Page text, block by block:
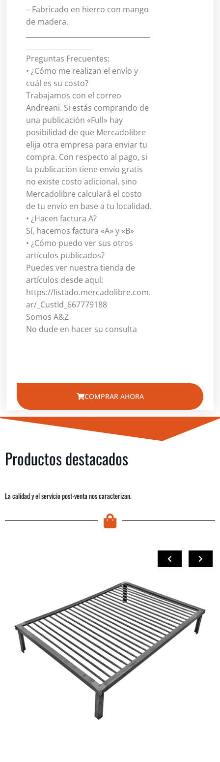
– Fabricado en hierro con mango
de madera.
Preguntas Frecuentes:
• ¿Cómo me realizan el envío y
cuál es su costo?
Trabajamos con el correo
Andreani. Si estás comprando de
una publicación «Full» hay
posibilidad de que Mercadolibre
elija otra empresa para enviar tu
compra. Con respecto al pago, si
la publicación tiene envío gratis
no existe costo adicional, sino
Mercadolibre calculará el costo
de tu envío en base a tu localidad.
• ¿Hacen factura A?
Sí, hacemos factura «A» y «B»
• ¿Cómo puedo ver sus otros
artículos publicados?
Puedes ver nuestra tienda de
artículos desde aquí:
https://listado.mercadolibre.com.
ar/_CustId_667779188
Somos A&Z
No dude en hacer su consulta
COMPRAR AHORA
Productos destacados
La calidad y el servicio post-venta nos caracterizan.